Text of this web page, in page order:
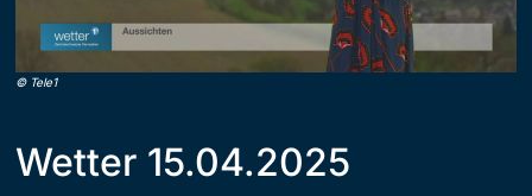
© Tele1
Wetter 15.04.2025